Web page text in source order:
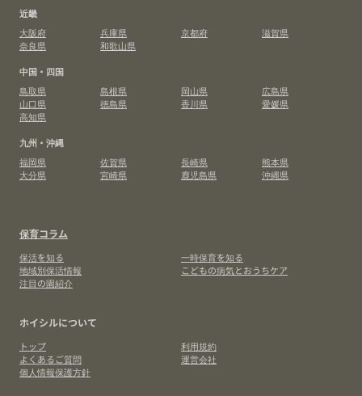
近畿
大阪府
兵庫県 京都府
滋賀県
奈良県
和歌山県
中国・四国
鳥取県
島根県 岡山県
広島県
山口県
徳島県 香川県
愛媛県
高知県
九州・沖縄
福岡県
佐賀県 長崎県
熊本県
大分県
宮崎県 鹿児島県 沖縄県
保育コラム
保活を知る
一時保育を知る
地域別保活情報
こどもの病気とおうちケア
注目の園紹介
ホイシルについて
トップ
利用規約
よくあるご質問
運営会社
個人情報保護方針